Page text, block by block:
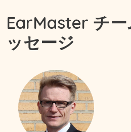
EarMaster チー
ッセージ